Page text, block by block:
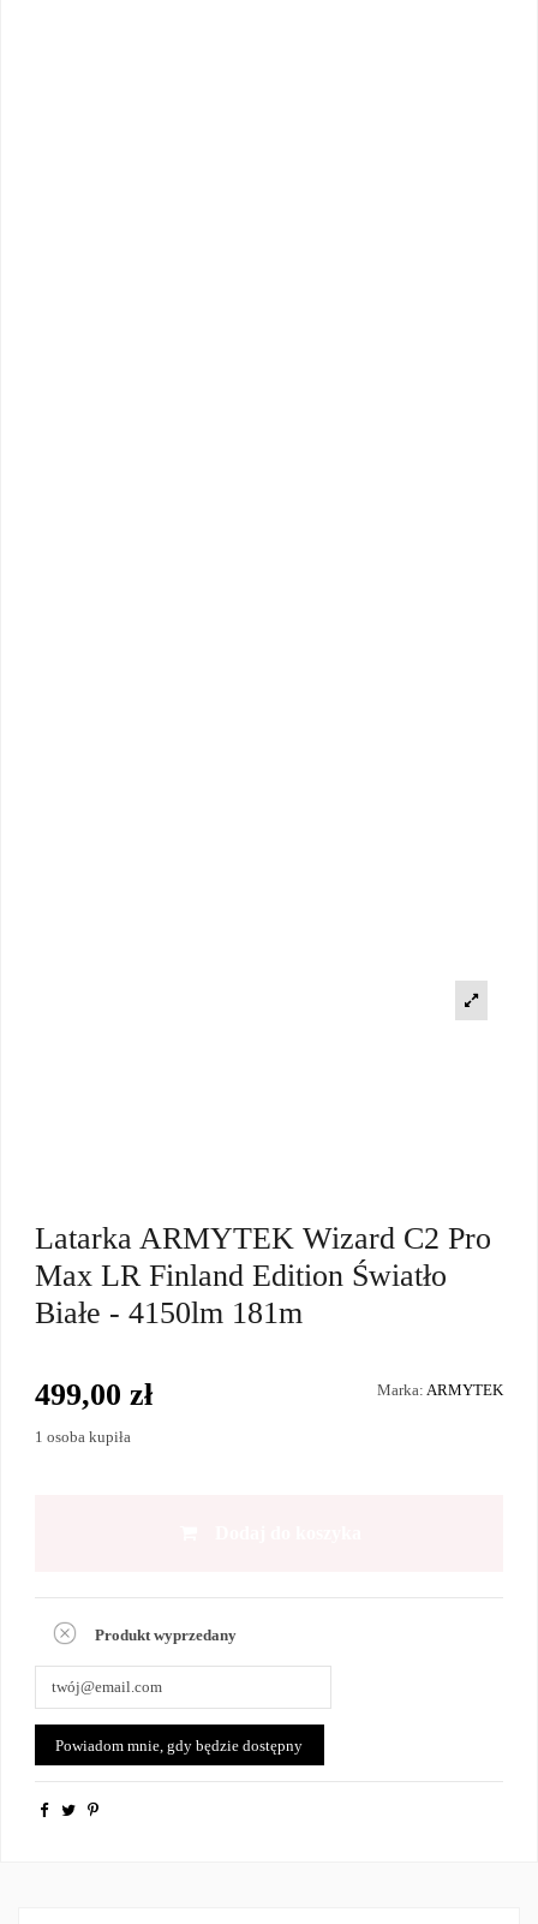
Latarka ARMYTEK Wizard C2 Pro
Max LR Finland Edition Światło
Białe - 4150lm 181m
Marka: ARMYTEK
499,00 zł
1 osoba kupiła
Produkt wyprzedany